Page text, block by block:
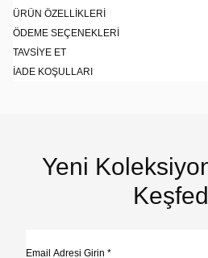
ÜRÜN ÖZELLIKLERI
ÖDEME SEÇENEKLERI
TAVSIYE ET
İADE KOŞULLARI
Yeni